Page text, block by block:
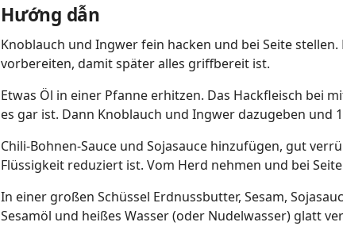
Hướng dẫn
Knoblauch und Ingwer fein hacken und bei Seite
vorbereiten, damit später alles griffbereit ist.
Etwas Öl in einer Pfanne erhitzen. Das Hackfleisch bei
es gar ist. Dann Knoblauch und Ingwer dazugeben und
Chili-Bohnen-Sauce und Sojasauce hinzufügen, gut
Flüssigkeit reduziert ist. Vom Herd nehmen und bei
In einer großen Schüssel Erdnussbutter, Sesam,
Sesamöl und heißes Wasser (oder Nudelwasser) glatt